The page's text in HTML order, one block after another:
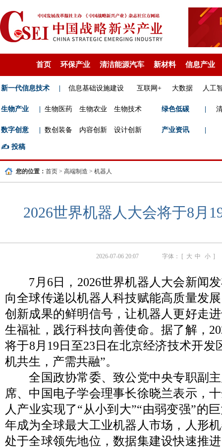
首页 环保产业 清洁能源汽车 新材料 信息产业
新一代信息技术 信息基础设施建设 互联网+ 大数据 人工
生物产业 生物医药 生物农业 生物技术 绿色低碳
数字创意 数创装备 内容创新 设计创新 产业资讯
✍️ 投稿
您的位置： 首页 > 高端制造 > 机器人
2026世界机器人大会将于8月
2026-07-06 20:07 字体： [ 大 中 小 ]
7月6日，2026世界机器人大会新闻发
向全球传递以机器人科技赋能高质量发
创新成果的鲜明信号，让机器人更好走
生福祉，践行科技向善使命。据了解，
将于8月19日至23日在北京经济技术开发
机共生，产需共融”。
全国政协常委、致公党中央专职副主
席、中国电子学会理事长徐晓兰表示，
人产业实现了“从小到大”“由弱变强”的
年成为全球最大工业机器人市场，人形
处于全球领先地位，数据集建设快速推